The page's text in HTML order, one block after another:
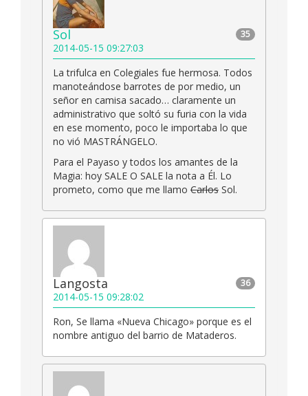
35
Sol
2014-05-15 09:27:03
La trifulca en Colegiales fue hermosa. Todos
manoteándose barrotes de por medio, un
señor en camisa sacado… claramente un
administrativo que soltó su furia con la vida
en ese momento, poco le importaba lo que
no vió MASTRÁNGELO.
Para el Payaso y todos los amantes de la
Magia: hoy SALE O SALE la nota a Él. Lo
prometo, como que me llamo Carlos Sol.
36
Langosta
2014-05-15 09:28:02
Ron, Se llama «Nueva Chicago» porque es el
nombre antiguo del barrio de Mataderos.